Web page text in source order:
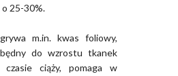
25-30%.
m.in. kwas foliowy,
do wzrostu tkanek
czasie ciąży, pomaga w